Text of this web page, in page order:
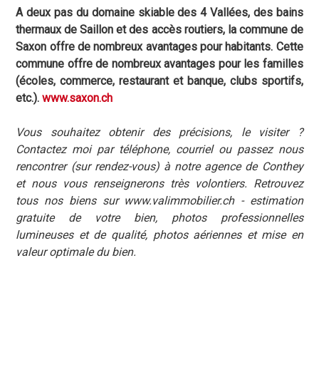
A deux pas du domaine skiable des 4 Vallées, des bains
thermaux de Saillon et des accès routiers, la commune de
Saxon offre de nombreux avantages pour habitants. Cette
commune offre de nombreux avantages pour les familles
(écoles, commerce, restaurant et banque, clubs sportifs,
etc.).www.saxon.ch
Vous souhaitez obtenir des précisions, le visiter ?
Contactez moi par téléphone, courriel ou passez nous
rencontrer (sur rendez-vous) à notre agence de Conthey
et nous vous renseignerons très volontiers. Retrouvez
tous nos biens sur www.valimmobilier.ch - estimation
gratuite de votre bien, photos professionnelles
lumineuses et de qualité, photos aériennes et mise en
valeur optimale du bien.